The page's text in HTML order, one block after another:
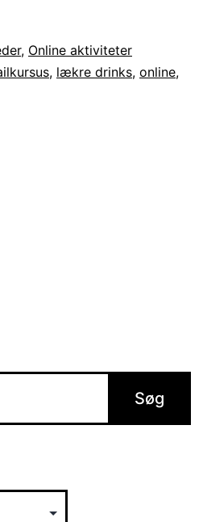
, Online aktiviteter
, lækre drinks, online,